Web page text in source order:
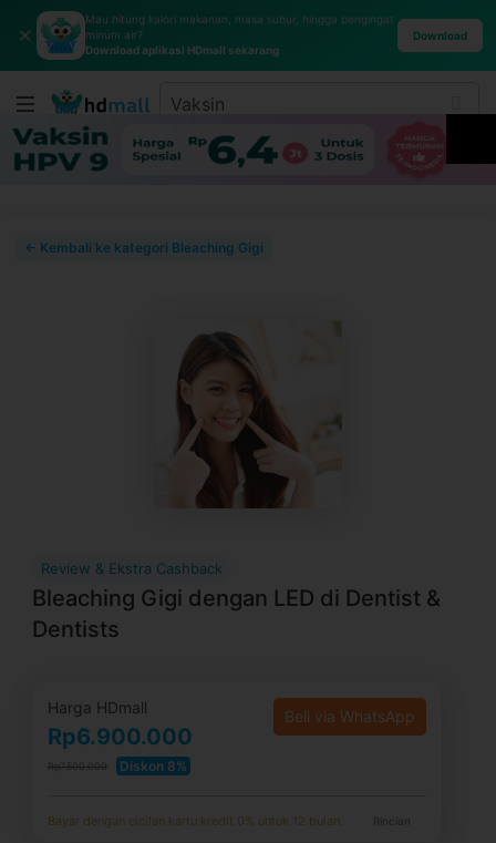
✕
Mau hitung kalori makanan, masa subur, hingga pengingat
minum air?
Download aplikasi HDmall sekarang
Download
← Kembali ke kategori Bleaching Gigi
Review & Ekstra Cashback
Bleaching Gigi dengan LED di Dentist &
Dentists
Harga HDmall
Rp6.900.000
Rp7.500.000 Diskon 8%
Beli via WhatsApp
Bayar dengan cicilan kartu kredit 0% untuk 12 bulan. Rincian